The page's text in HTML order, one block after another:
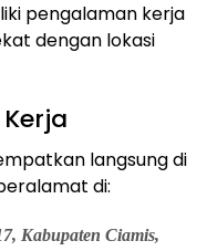
pengalaman kerja
dengan lokasi
langsung di
di:
Kabupaten Ciamis,